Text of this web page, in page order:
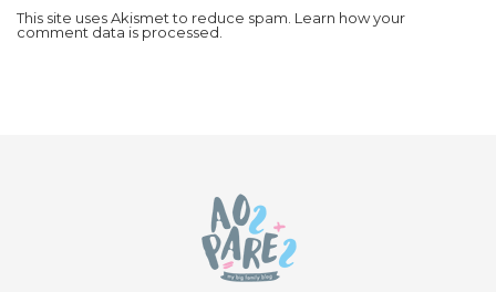
This site uses Akismet to reduce spam. Learn how your
comment data is processed.